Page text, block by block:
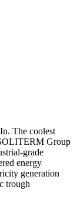
The coolest
Group
grade
energy
generation
trough